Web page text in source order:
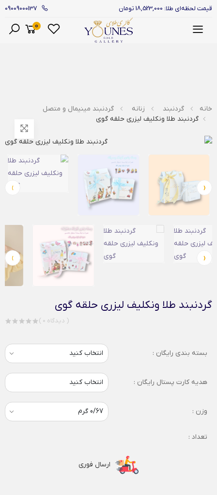
قیمت لحظه‌ای طلا: 18,523,000 تومان 09009000137
0
خانه گردنبند زنانه
گردنبند مینیمال و متصل
گردنبند طلا ونکلیف لیزری حلقه گوی
‹
›
‹
›
گردنبند طلا ونکلیف لیزری حلقه گوی
( 0 دیدگاه )
بسته بندی رایگان :
هدیه کارت پستال رایگان : انتخاب کنید
وزن :
تعداد :
ارسال فوری